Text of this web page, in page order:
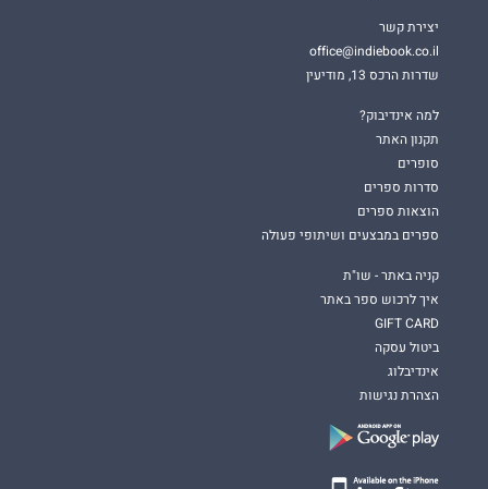
יצירת קשר
office@indiebook.co.il
שדרות הרכס 13, מודיעין
למה אינדיבוק?
תקנון האתר
סופרים
סדרות ספרים
הוצאות ספרים
ספרים במבצעים ושיתופי פעולה
קניה באתר - שו"ת
איך לרכוש ספר באתר
GIFT CARD
ביטול עסקה
אינדיבלוג
הצהרת נגישות